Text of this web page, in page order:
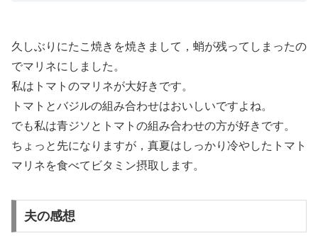
久しぶりにたこ焼きを焼きまして，蛸が残ってしまったの
でマリネにしました。
私はトマトのマリネが大好きです。
トマトとバジルの組み合わせはおいしいですよね。
でも私は青ジソとトマトの組み合わせの方が好きです。
ちょっと先になりますが，真夏はしっかり冷やしたトマト
マリネを食べてビタミン摂取します。
夫の感想